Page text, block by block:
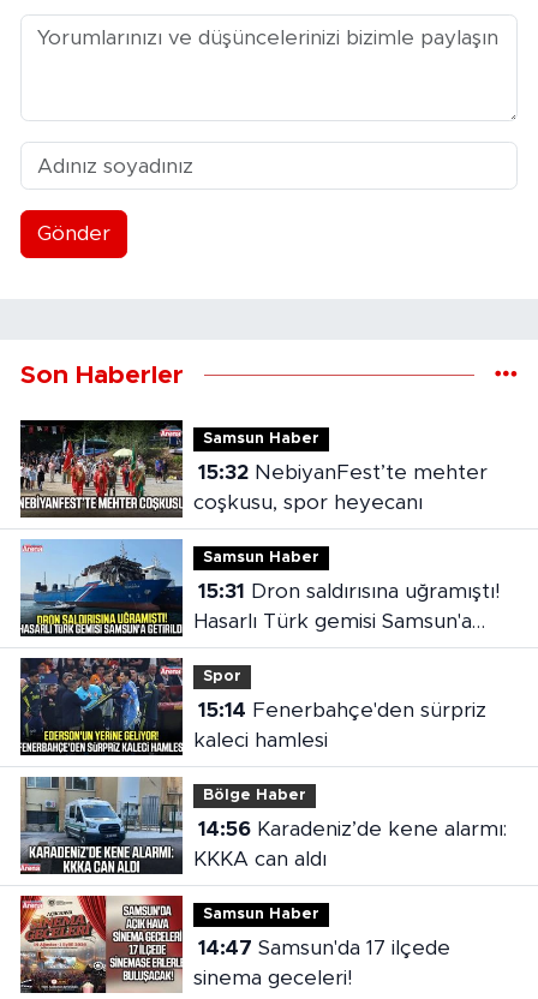
Gönder
Son Haberler
Samsun Haber
15:32NebiyanFest’te mehter
coşkusu, spor heyecanı
Samsun Haber
15:31
Hasarlı Türk gemisi Samsun'a
getirildi
Spor
15:14
kaleci hamlesi
Bölge Haber
14:56Karadeniz’de kene alarmı:
KKKA can aldı
Samsun Haber
14:47
sinema geceleri!